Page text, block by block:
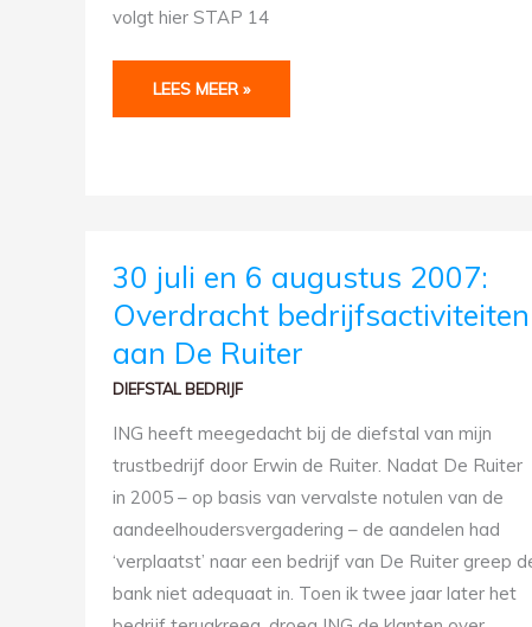
volgt hier STAP 14
LEES MEER »
30 juli en 6 augustus 2007:
Overdracht bedrijfsactiviteiten
aan De Ruiter
DIEFSTAL BEDRIJF
ING heeft meegedacht bij de diefstal van mijn
trustbedrijf door Erwin de Ruiter. Nadat De Ruiter
in 2005 – op basis van vervalste notulen van de
aandeelhoudersvergadering – de aandelen had
‘verplaatst’ naar een bedrijf van De Ruiter greep
bank niet adequaat in. Toen ik twee jaar later het
30
JULI
EN
6
AUGUSTUS
2007:
OVERDRACHT
BEDRIJFSACTIVITEITEN
AAN
RUITER